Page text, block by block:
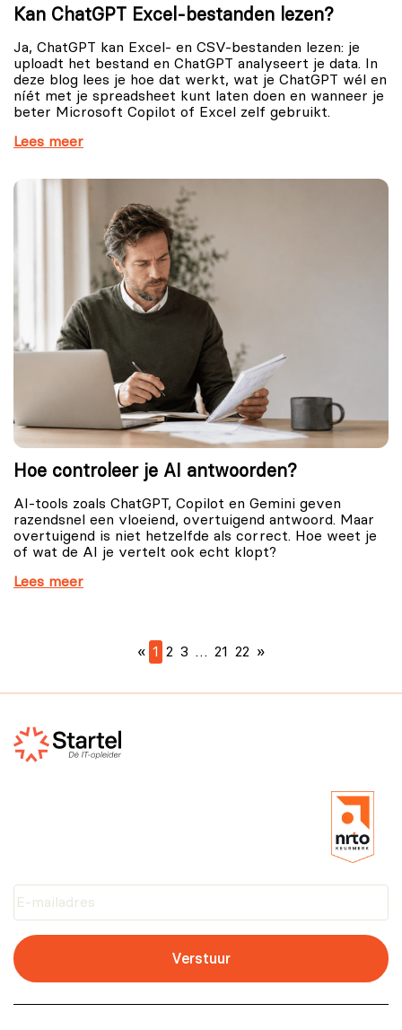
Kan ChatGPT Excel-bestanden lezen?
Ja, ChatGPT kan Excel- en CSV-bestanden lezen: je
uploadt het bestand en ChatGPT analyseert je data. In
deze blog lees je hoe dat werkt, wat je ChatGPT wél en
níét met je spreadsheet kunt laten doen en wanneer je
beter Microsoft Copilot of Excel zelf gebruikt.
Lees meer
Hoe controleer je AI antwoorden?
AI-tools zoals ChatGPT, Copilot en Gemini geven
razendsnel een vloeiend, overtuigend antwoord. Maar
overtuigend is niet hetzelfde als correct. Hoe weet je
of wat de AI je vertelt ook echt klopt?
Lees meer
« 1 2 3 … 21 22 »
Verstuur